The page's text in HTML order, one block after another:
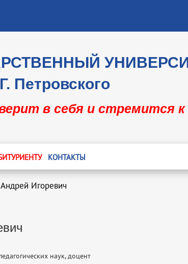
Петровского
в себя и стремится к
КОНТАКТЫ
Игоревич
наук, доцент